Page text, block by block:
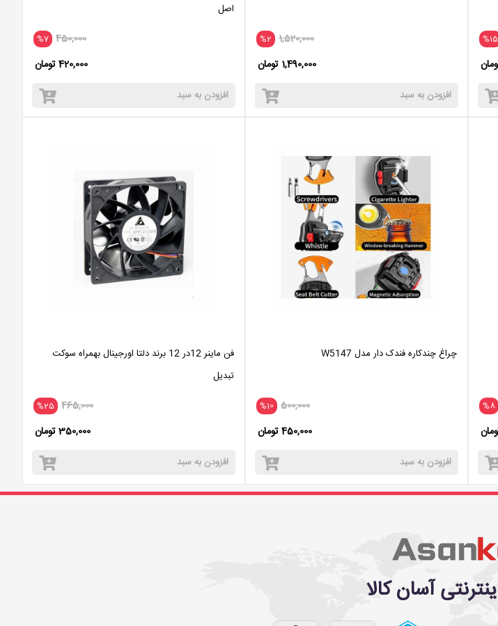
%15
%2 1,520,000
1,490,000 تومان
افزودن به سبد
اصل
%7 450,000
420,000 تومان
افزودن به سبد
%8
چراغ چندکاره فندک دار مدل W5147
%10 500,000
450,000 تومان
افزودن به سبد
فن ماینر 12در 12 برند دلتا اورجینال بهمراه سوکت
تبدیل
%25 465,000
350,000 تومان
افزودن به سبد
آسان کالا